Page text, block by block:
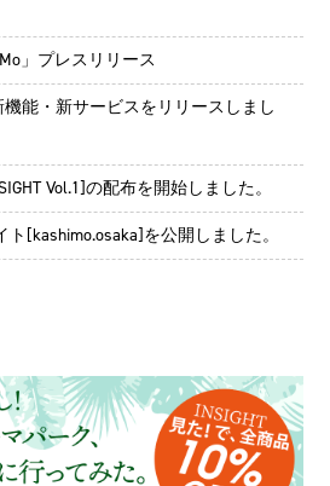
」プレスリリース
能・新サービスをリリースしまし
Vol.1]の配布を開始しました。
ト[kashimo.osaka]を公開しました。